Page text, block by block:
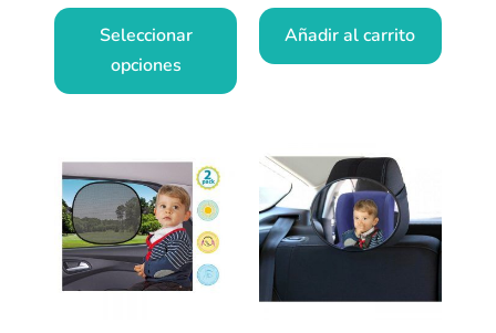
Seleccionar
opciones
Añadir al carrito